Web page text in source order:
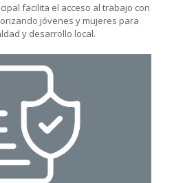
facilita el acceso al trabajo con
jóvenes y mujeres para
y desarrollo local.